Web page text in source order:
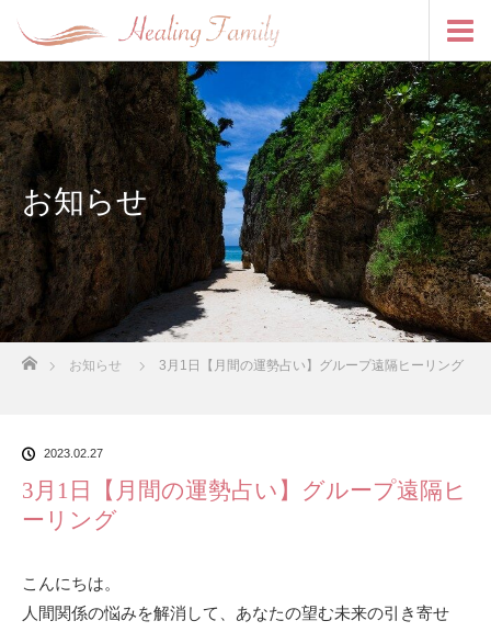
お知らせ
ホーム
お知らせ 3月1日【月間の運勢占い】グループ遠隔ヒーリング
2023.02.27
3月1日【月間の運勢占い】グループ遠隔ヒ
ーリング
こんにちは。
人間関係の悩みを解消して、あなたの望む未来の引き寄せ